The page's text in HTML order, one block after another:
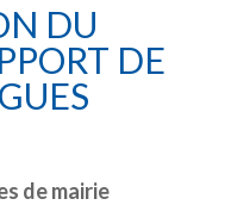
DU
DE
de mairie